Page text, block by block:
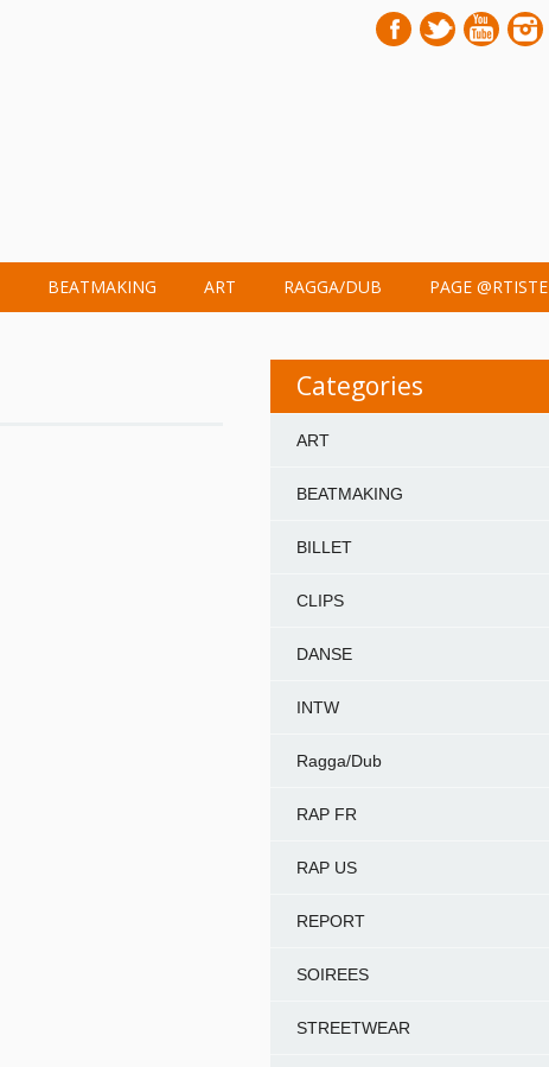
BEATMAKING ART RAGGA/DUB PAGE @RTISTE
Categories
ART
BEATMAKING
BILLET
CLIPS
DANSE
INTW
Ragga/Dub
RAP FR
RAP US
REPORT
SOIREES
STREETWEAR